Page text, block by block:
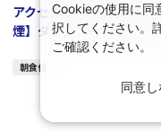
アクセスセットで行く！
煙】ダブル（シャワーブ
朝食付
Cookieの使用に同
択してください。
ご確認ください。
同意